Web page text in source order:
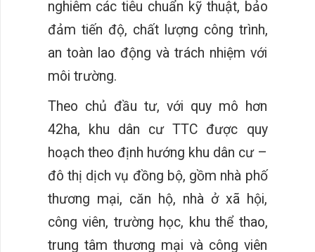
nghiêm các tiêu chuẩn kỹ thuật, bảo
đảm tiến độ, chất lượng công trình,
an toàn lao động và trách nhiệm với
môi trường.
Theo chủ đầu tư, với quy mô hơn
42ha, khu dân cư TTC được quy
hoạch theo định hướng khu dân cư –
đô thị dịch vụ đồng bộ, gồm nhà phố
thương mại, căn hộ, nhà ở xã hội,
công viên, trường học, khu thể thao,
trung tâm thương mại và công viên